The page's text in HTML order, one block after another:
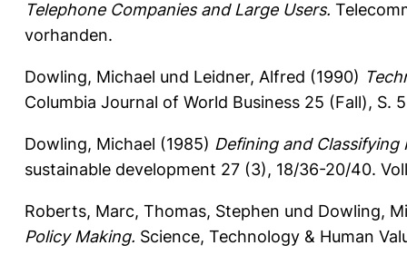
Telephone Companies and Large Users.
vorhanden.
Dowling, Michael und Leidner, Alfred (1990)
Columbia Journal of World Business 25 (Fall), S.
Dowling, Michael (1985) Defining and Classifying
sustainable development 27 (3), 18/36-20/40.
Roberts, Marc, Thomas, Stephen und Dowling,
Policy Making. Science, Technology & Human